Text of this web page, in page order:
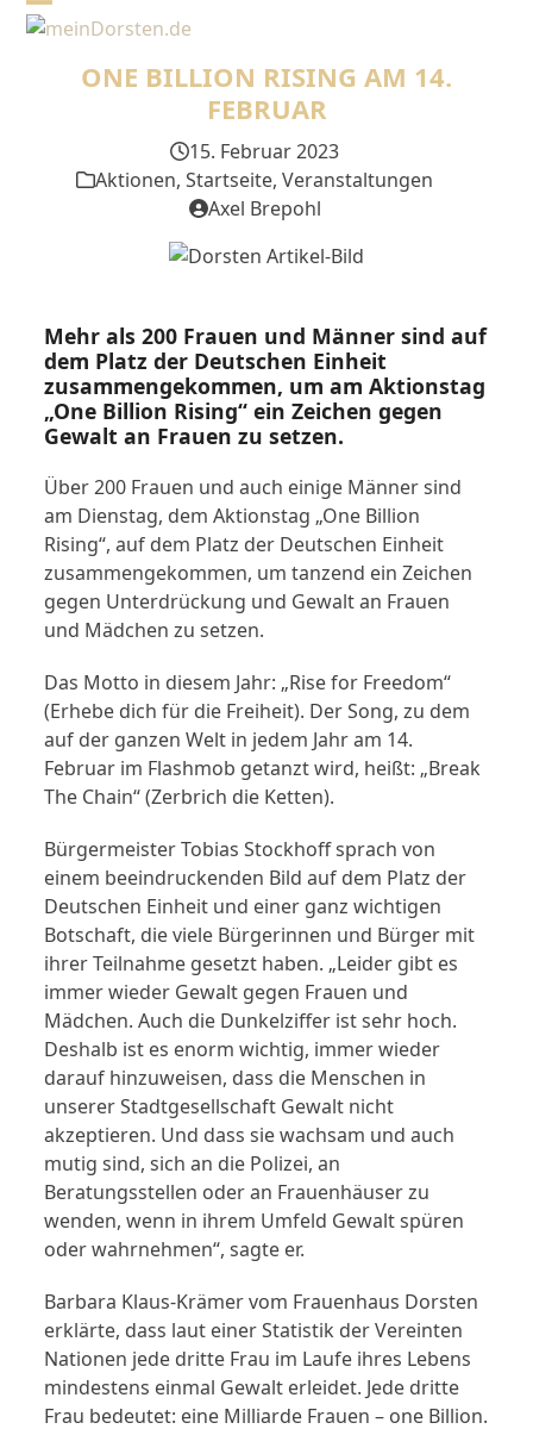
SkipOpen
mobile
Close
mobileONE BILLION RISING AM 14.
FEBRUAR
15. Februar 2023
Aktionen, Startseite, Veranstaltungen
Axel Brepohl
Mehr als 200 Frauen und Männer sind auf
dem Platz der Deutschen Einheit
zusammengekommen, um am Aktionstag
„One Billion Rising“ ein Zeichen gegen
Gewalt an Frauen zu setzen.
Über 200 Frauen und auch einige Männer sind
am Dienstag, dem Aktionstag „One Billion
Rising“, auf dem Platz der Deutschen Einheit
zusammengekommen, um tanzend ein Zeichen
gegen Unterdrückung und Gewalt an Frauen
und Mädchen zu setzen.
Das Motto in diesem Jahr: „Rise for Freedom“
(Erhebe dich für die Freiheit). Der Song, zu dem
auf der ganzen Welt in jedem Jahr am 14.
Februar im Flashmob getanzt wird, heißt: „Break
The Chain“ (Zerbrich die Ketten).
Bürgermeister Tobias Stockhoff sprach von
einem beeindruckenden Bild auf dem Platz der
Deutschen Einheit und einer ganz wichtigen
Botschaft, die viele Bürgerinnen und Bürger mit
ihrer Teilnahme gesetzt haben. „Leider gibt es
immer wieder Gewalt gegen Frauen und
Mädchen. Auch die Dunkelziffer ist sehr hoch.
Deshalb ist es enorm wichtig, immer wieder
darauf hinzuweisen, dass die Menschen in
unserer Stadtgesellschaft Gewalt nicht
akzeptieren. Und dass sie wachsam und auch
mutig sind, sich an die Polizei, an
Beratungsstellen oder an Frauenhäuser zu
wenden, wenn in ihrem Umfeld Gewalt spüren
oder wahrnehmen“, sagte er.
Barbara Klaus-Krämer vom Frauenhaus Dorsten
erklärte, dass laut einer Statistik der Vereinten
Nationen jede dritte Frau im Laufe ihres Lebens
mindestens einmal Gewalt erleidet. Jede dritte
Frau bedeutet: eine Milliarde Frauen – one Billion.